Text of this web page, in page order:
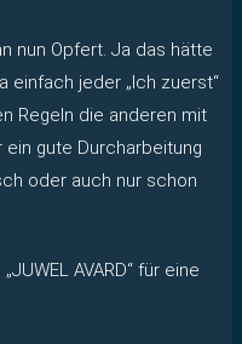
nun Opfert. Ja das hätte
einfach jeder „Ich zuerst“
Regeln die anderen mit
gute Durcharbeitung
oder auch nur schon
AVARD“ für eine